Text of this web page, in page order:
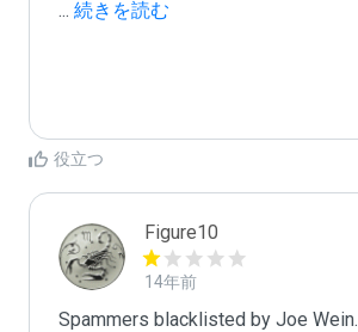
... 続きを読む
役立つ
Figure10
14年前
Spammers blacklisted by Joe Wein.